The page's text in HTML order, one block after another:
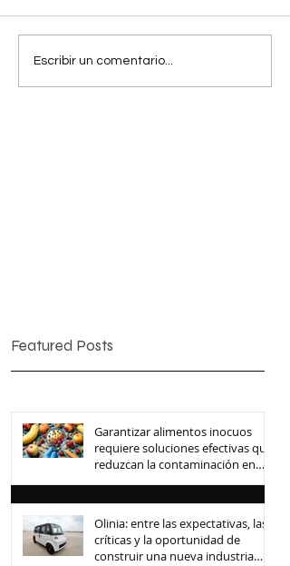
Escribir un comentario...
Featured Posts
Garantizar alimentos inocuos
requiere soluciones efectivas que
reduzcan la contaminación en
toda la cadena de suministro
Olinia: entre las expectativas, las
críticas y la oportunidad de
construir una nueva industria